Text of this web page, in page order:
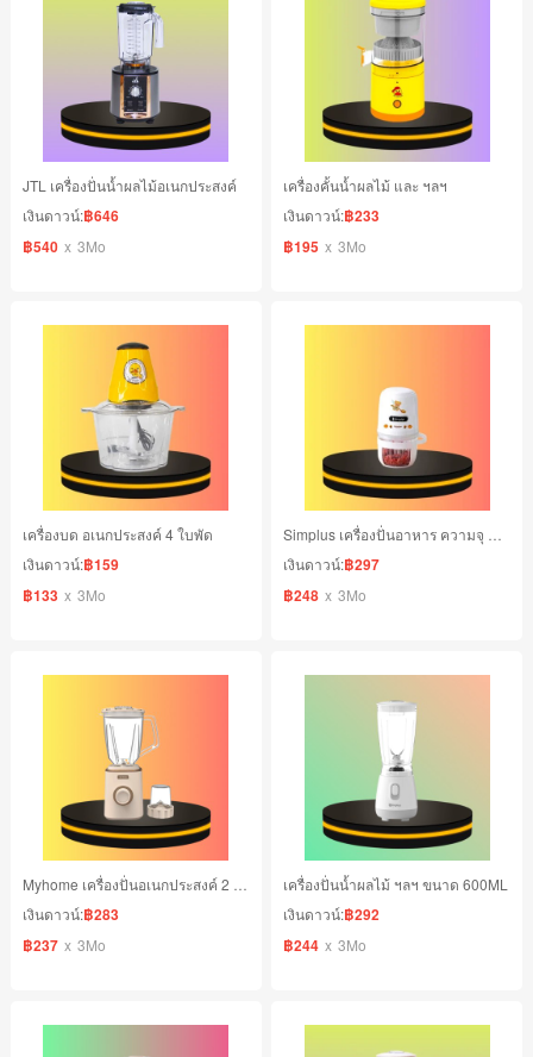
JTL เครื่องปั่นน้ำผลไม้อเนกประสงค์
เงินดาวน์:฿646
฿540 x 3Mo
เครื่องคั้นน้ำผลไม้ และ ฯลฯ
เงินดาวน์:฿233
฿195 x 3Mo
เครื่องบด อเนกประสงค์ 4 ใบพัด
เงินดาวน์:฿159
฿133 x 3Mo
Simplus เครื่องปั่นอาหาร ความจุ 400 มล.
เงินดาวน์:฿297
฿248 x 3Mo
เงินดาวน์:฿283
฿237 x 3Mo
เครื่องปั่นน้ำผลไม้ ฯลฯ ขนาด 600ML
เงินดาวน์:฿292
฿244 x 3Mo